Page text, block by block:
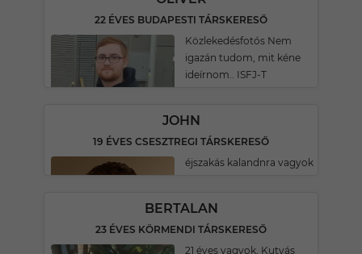
22 ÉVES BUDAPESTI TÁRSKERESŐ
Közlekedésfotós Nem
igazán tudom, mit kéne
ideírnom.. ISFJ-T
JOHN
19 ÉVES CSESZTREGI TÁRSKERESŐ
éjszakás kalandnra vagyok
BERTALAN
23 ÉVES KÖRMENDI TÁRSKERESŐ
21 éves vagyok, Kutyás